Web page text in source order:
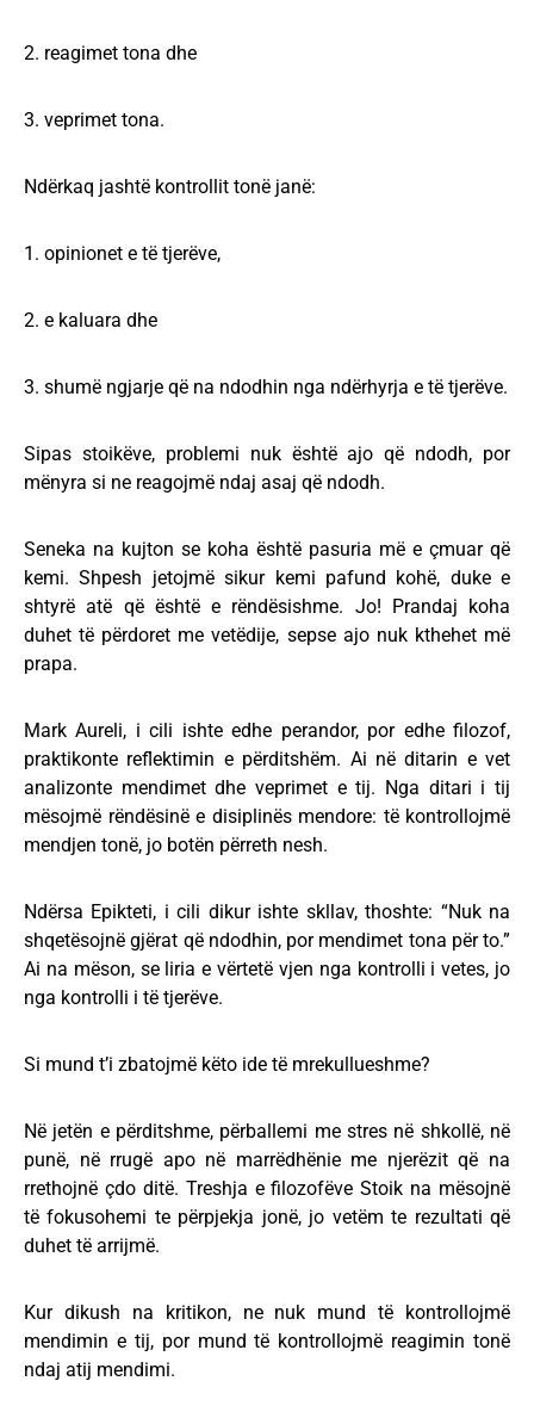
2. reagimet tona dhe
3. veprimet tona.
Ndërkaq jashtë kontrollit tonë janë:
1. opinionet e të tjerëve,
2. e kaluara dhe
3. shumë ngjarje që na ndodhin nga ndërhyrja e të tjerëve.
Sipas stoikëve, problemi nuk është ajo që ndodh, por
mënyra si ne reagojmë ndaj asaj që ndodh.
Seneka na kujton se koha është pasuria më e çmuar që
kemi. Shpesh jetojmë sikur kemi pafund kohë, duke e
shtyrë atë që është e rëndësishme. Jo! Prandaj koha
duhet të përdoret me vetëdije, sepse ajo nuk kthehet më
prapa.
Mark Aureli, i cili ishte edhe perandor, por edhe filozof,
praktikonte reflektimin e përditshëm. Ai në ditarin e vet
analizonte mendimet dhe veprimet e tij. Nga ditari i tij
mësojmë rëndësinë e disiplinës mendore: të kontrollojmë
mendjen tonë, jo botën përreth nesh.
Ndërsa Epikteti, i cili dikur ishte skllav, thoshte: “Nuk na
shqetësojnë gjërat që ndodhin, por mendimet tona për to.”
Ai na mëson, se liria e vërtetë vjen nga kontrolli i vetes, jo
nga kontrolli i të tjerëve.
Si mund t’i zbatojmë këto ide të mrekullueshme?
Në jetën e përditshme, përballemi me stres në shkollë, në
punë, në rrugë apo në marrëdhënie me njerëzit që na
rrethojnë çdo ditë. Treshja e filozofëve Stoik na mësojnë
të fokusohemi te përpjekja jonë, jo vetëm te rezultati që
duhet të arrijmë.
Kur dikush na kritikon, ne nuk mund të kontrollojmë
mendimin e tij, por mund të kontrollojmë reagimin tonë
ndaj atij mendimi.